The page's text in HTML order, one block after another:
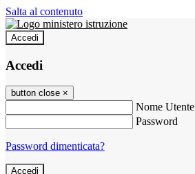
Salta al contenuto
Accedi
Accedi
button close ×
Nome Utente
Password
Password dimenticata?